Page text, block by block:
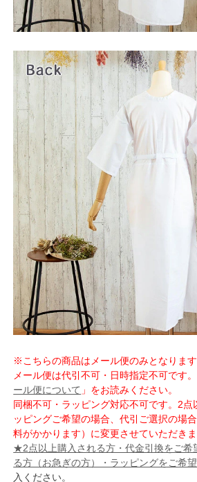
※こちらの商品はメール便のみとなりま
メール便は代引不可・日時指定不可です
ール便について 」をお読みください。
同梱不可・ラッピング対応不可です。2点
ッピングご希望の場合、代引ご選択の場
料がかかります）に変更させていただきま
★2点以上購入される方・代金引換をご希
る方（お急ぎの方）・ラッピングをご希
入ください。